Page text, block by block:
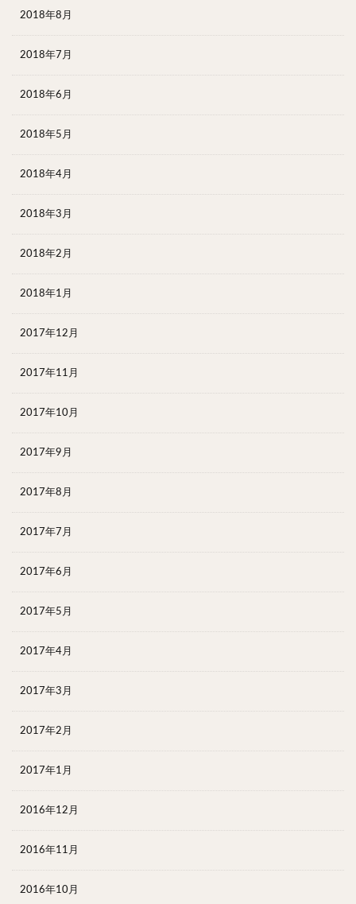
2018年8月
2018年7月
2018年6月
2018年5月
2018年4月
2018年3月
2018年2月
2018年1月
2017年12月
2017年11月
2017年10月
2017年9月
2017年8月
2017年7月
2017年6月
2017年5月
2017年4月
2017年3月
2017年2月
2017年1月
2016年12月
2016年11月
2016年10月